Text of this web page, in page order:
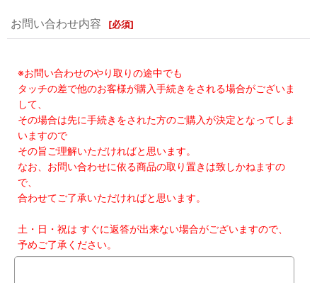
お問い合わせ内容 [必須]
※お問い合わせのやり取りの途中でも
タッチの差で他のお客様が購入手続きをされる場合がございま
して、
その場合は先に手続きをされた方のご購入が決定となってしま
いますので
その旨ご理解いただければと思います。
なお、お問い合わせに依る商品の取り置きは致しかねますの
で、
合わせてご了承いただければと思います。
土・日・祝は すぐに返答が出来ない場合がございますので、
予めご了承ください。